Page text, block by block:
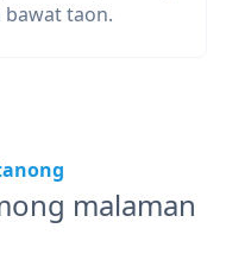
taon.
malaman